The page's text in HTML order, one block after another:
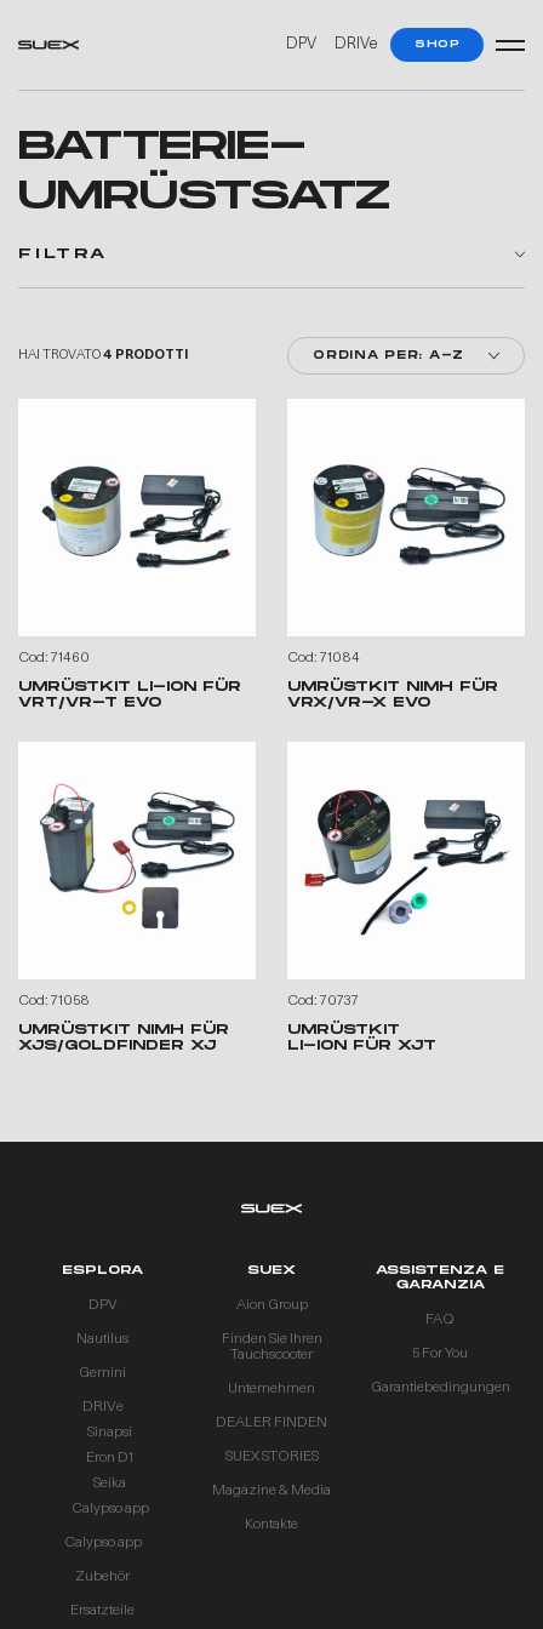
DPV DRIVe SHOP
BATTERIE-
UMRÜSTSATZ
FILTRA
HAI TROVATO4 PRODOTTI ORDINA PER: A-Z
Cod: 71460
UMRÜSTKIT LI-ION FÜR
VRT/VR-T EVO
Cod: 71084
UMRÜSTKIT NIMH FÜR
VRX/VR-X EVO
Cod: 71058
UMRÜSTKIT NIMH FÜR
XJS/GOLDFINDER XJ
Cod: 70737
UMRÜSTKIT
LI-ION FÜR XJT
ESPLORA
DPV
Nautilus
Gemini
DRIVe
Sinapsi
Eron D1
Seika
Calypso app
Calypso app
Zubehör
Ersatzteile
SUEX
Aion Group
Finden Sie Ihren
Tauchscooter
Unternehmen
DEALER FINDEN
SUEX STORIES
Magazine & Media
Kontakte
ASSISTENZA E
GARANZIA
FAQ
5 For You
Garantiebedingungen